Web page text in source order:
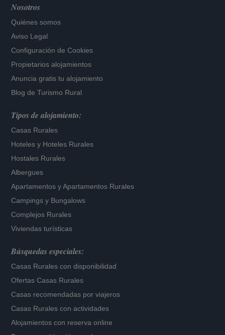
Nosotros
Quiénes somos
Aviso Legal
Configuración de Cookies
Propietarios alojamientos
Anuncia gratis tu alojamiento
Blog de Turismo Rural
Tipos de alojamiento:
Casas Rurales
Hoteles y Hoteles Rurales
Hostales Rurales
Albergues
Apartamentos yApartamentos Rurales
Campings y Bungalows
Complejos Rurales
Viviendas turísticas
Búsquedas especiales:
Casas Rurales con disponibilidad
Ofertas Casas Rurales
Casas recomendadas por viajeros
Casas Rurales con actividades
Alojamientos con reserva online